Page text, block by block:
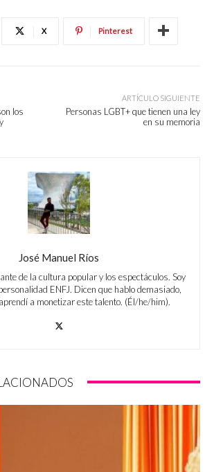
X Pinterest
los
ARTÍCULO SIGUIENTE
Personas LGBT+ que tienen una ley
en su memoria
José Manuel Ríos
de la cultura popular y los espectáculos. Soy
ENFJ. Dicen que hablo demasiado,
a monetizar este talento. (Él/he/him).